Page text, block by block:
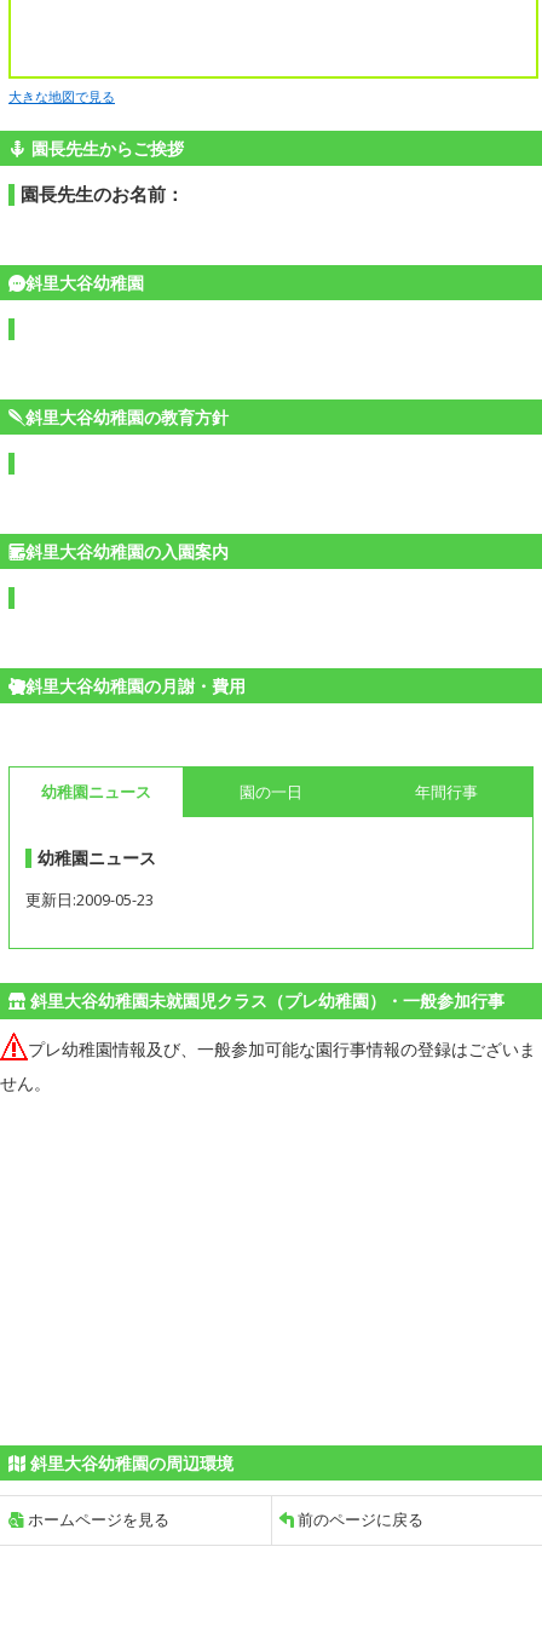
大きな地図で見る
園長先生からご挨拶
園長先生のお名前：
斜里大谷幼稚園
斜里大谷幼稚園の教育方針
斜里大谷幼稚園の入園案内
斜里大谷幼稚園の月謝・費用
幼稚園ニュース 園の一日 年間行事
幼稚園ニュース
更新日:2009-05-23
斜里大谷幼稚園未就園児クラス（プレ幼稚園）・一般参加行事
プレ幼稚園情報及び、一般参加可能な園行事情報の登録はございま
せん。
斜里大谷幼稚園の周辺環境
ホームページを見る 前のページに戻る